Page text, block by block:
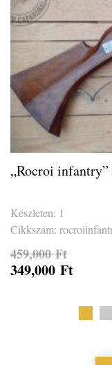
„Rocroi
Készleten: 1
Cikkszám:
459,000Ft
Original
349,000 Ft